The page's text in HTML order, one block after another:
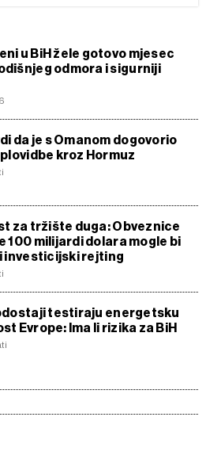
u BiH žele gotovo mjesec
odmora i sigurniji
da je s Omanom dogovorio
kroz Hormuz
za tržište duga: Obveznice
100 milijardi dolara mogle bi
investicijski rejting
testiraju energetsku
Evrope: Ima li rizika za BiH